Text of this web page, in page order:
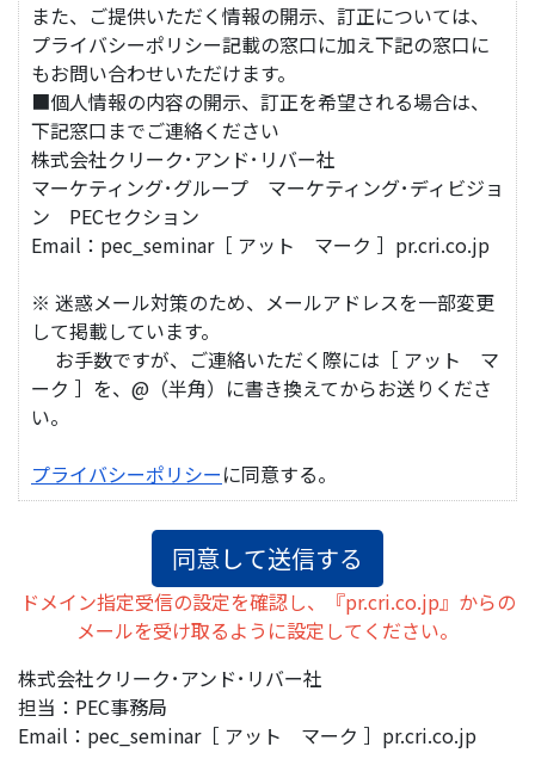
また、ご提供いただく情報の開示、訂正については、
プライバシーポリシー記載の窓口に加え下記の窓口に
もお問い合わせいただけます。
■個人情報の内容の開示、訂正を希望される場合は、
下記窓口までご連絡ください
株式会社クリーク･アンド･リバー社
マーケティング･グループ マーケティング･ディビジョ
ン PECセクション
Email：pec_seminar［ アット マーク ］pr.cri.co.jp
※ 迷惑メール対策のため、メールアドレスを一部変更
して掲載しています。
お手数ですが、ご連絡いただく際には［ アット マ
ーク ］を、@（半角）に書き換えてからお送りくださ
い。
プライバシーポリシーに同意する。
ドメイン指定受信の設定を確認し、『pr.cri.co.jp』からの
メールを受け取るように設定してください。
株式会社クリーク･アンド･リバー社
担当：PEC事務局
Email：pec_seminar［ アット マーク ］pr.cri.co.jp